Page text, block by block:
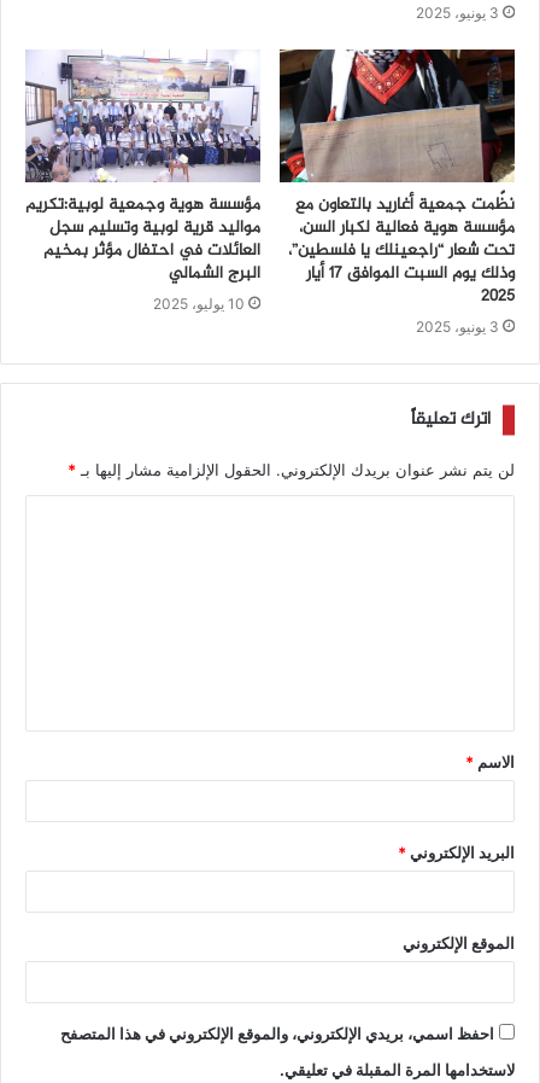
3 يونيو، 2025
نظّمت جمعية أغاريد بالتعاون مع
مؤسسة هوية فعالية لكبار السن،
تحت شعار “راجعينلك يا فلسطين”،
وذلك يوم السبت الموافق 17 أيار
2025
3 يونيو، 2025
مؤسسة هوية وجمعية لوبية:تكريم
مواليد قرية لوبية وتسليم سجل
العائلات في احتفال مؤثر بمخيم
البرج الشمالي
10 يوليو، 2025
اترك تعليقاً
لن يتم نشر عنوان بريدك الإلكتروني. الحقول الإلزامية مشار إليها بـ *
الاسم *
البريد الإلكتروني*
الموقع الإلكتروني
احفظ اسمي، بريدي الإلكتروني، والموقع الإلكتروني في هذا المتصفح
لاستخدامها المرة المقبلة في تعليقي.